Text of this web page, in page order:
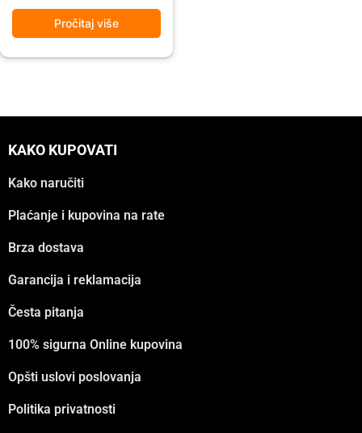
Pročitaj više
KAKO KUPOVATI
Kako naručiti
Plaćanje i kupovina na rate
Brza dostava
Garancija i reklamacija
Česta pitanja
100% sigurna Online kupovina
Opšti uslovi poslovanja
Politika privatnosti